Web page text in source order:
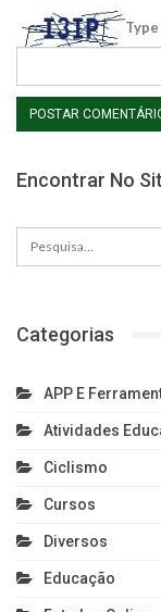
Encontrar No
Categorias
APP E
Atividades
Ciclismo
Cursos
Diversos
Educação